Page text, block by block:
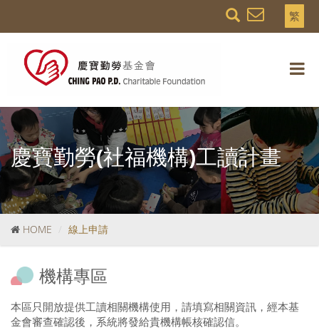
繁
慶寶勤勞(社福機構)工讀計畫
HOME 線上申請
機構專區
本區只開放提供工讀相關機構使用，請填寫相關資訊，經本基
金會審查確認後，系統將發給貴機構帳核確認信。